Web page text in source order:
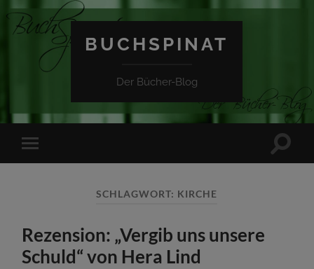
BUCHSPINAT
Der Bücher-Blog
Mobile-
Menü
SCHLAGWORT: KIRCHE
Rezension: „Vergib uns unsere
Schuld“ von Hera Lind